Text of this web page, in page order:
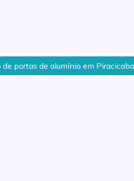
portas de alumínio em Piracicaba